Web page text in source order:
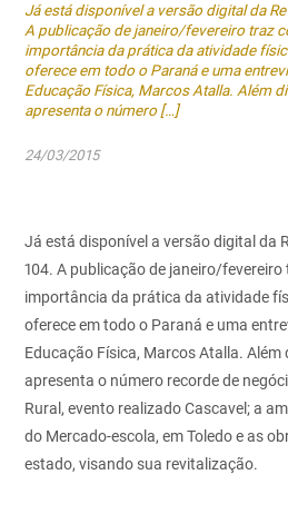
Já está disponível a versão digital da
A publicação de janeiro/fevereiro traz
importância da prática da atividade
oferece em todo o Paraná e uma
Educação Física, Marcos Atalla. Além
apresenta o número […]
24/03/2015
Já está disponível a versão digital da
104. A publicação de janeiro/
importância da prática da atividade
oferece em todo o Paraná e uma
Educação Física, Marcos Atalla.
apresenta o número recorde de
Rural, evento realizado Cascavel; a
do Mercado-escola, em Toledo e as
estado, visando sua revitalização.